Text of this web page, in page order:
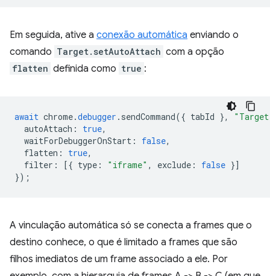
Em seguida, ative a conexão automática enviando o
comando Target.setAutoAttach com a opção
flatten definida como true :
await chrome.debugger . sendCommand({ tabId },
autoAttach : true,
waitForDebuggerOnStart : false,
flatten : true,
filter : [{ type : "iframe" , exclude : false }]
});
A vinculação automática só se conecta a frames que o
destino conhece, o que é limitado a frames que são
filhos imediatos de um frame associado a ele. Por